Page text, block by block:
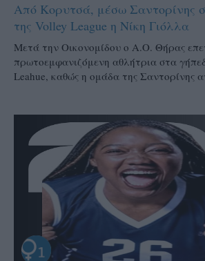
Από Κορυτσά, μέσω Σαντορίνης
της Volley League η Νίκη Γιόλλα
Μετά την Οικονομίδου ο Α.Ο. Θήρας
πρωτοεμφανιζόμενη αθλήτρια στα
Leahue, καθώς η ομάδα της Σαντορίνης